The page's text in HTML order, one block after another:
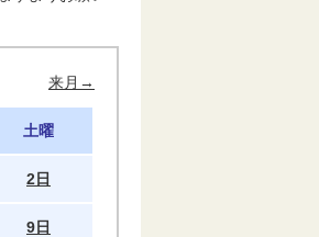
来月→
土曜
2日
9日